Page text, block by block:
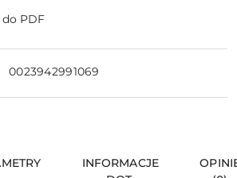
PDF
0023942991069
INFORMACJE